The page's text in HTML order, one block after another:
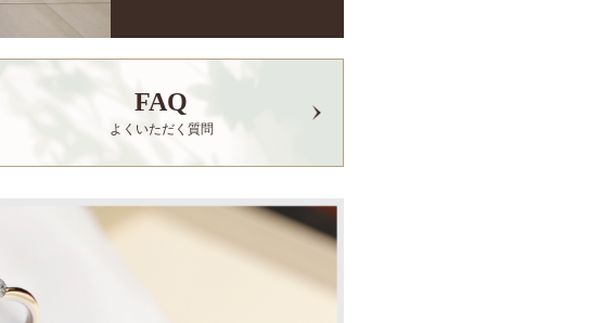
FAQ
よくいただく質問